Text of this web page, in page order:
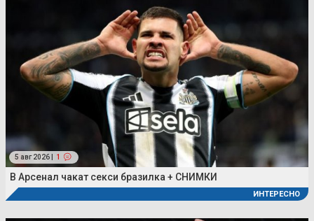
5 авг 2026 | 1
В Арсенал чакат секси бразилка + СНИМКИ
ИНТЕРЕСНО